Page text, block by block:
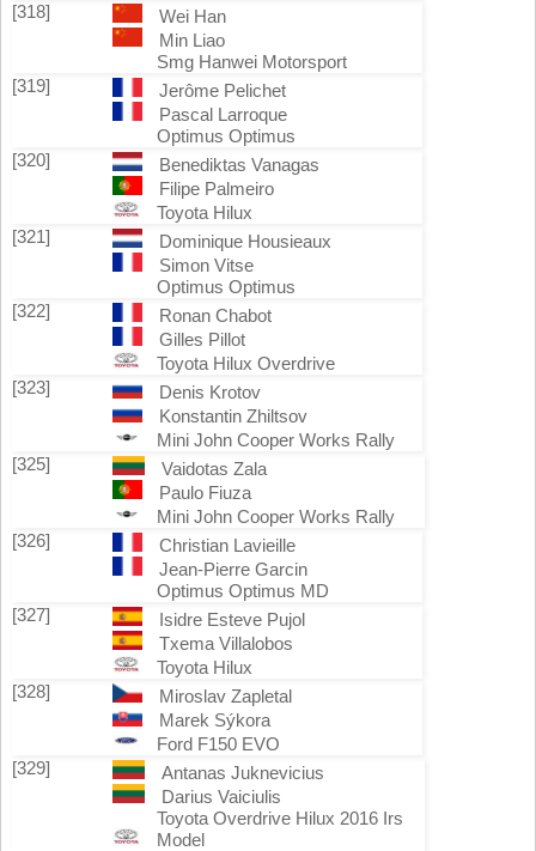
[318]
Wei Han
Min Liao
Smg Hanwei Motorsport
[319]
Jerôme Pelichet
Pascal Larroque
Optimus Optimus
[320]
Benediktas Vanagas
Filipe Palmeiro
Toyota Hilux
[321]
Dominique Housieaux
Simon Vitse
Optimus Optimus
[322]
Ronan Chabot
Gilles Pillot
Toyota Hilux Overdrive
[323]
Denis Krotov
Konstantin Zhiltsov
Mini John Cooper Works Rally
[325]
Vaidotas Zala
Paulo Fiuza
Mini John Cooper Works Rally
[326]
Christian Lavieille
Jean-Pierre Garcin
Optimus Optimus MD
[327]
Isidre Esteve Pujol
Txema Villalobos
Toyota Hilux
[328]
Miroslav Zapletal
Marek Sýkora
Ford F150 EVO
[329]
Antanas Juknevicius
Darius Vaiciulis
Toyota Overdrive Hilux 2016 Irs
Model